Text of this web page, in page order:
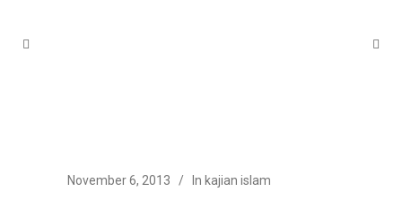
November 6, 2013 In kajian islam